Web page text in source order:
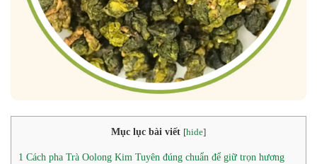
Mục lục bài viết [hide]
1 Cách pha Trà Oolong Kim Tuyên đúng chuẩn để giữ trọn hương